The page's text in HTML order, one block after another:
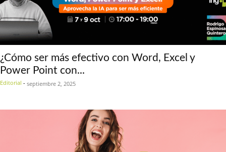
¿Cómo ser más efectivo con Word, Excel y
Power Point con...
Editorial - septiembre 2, 2025